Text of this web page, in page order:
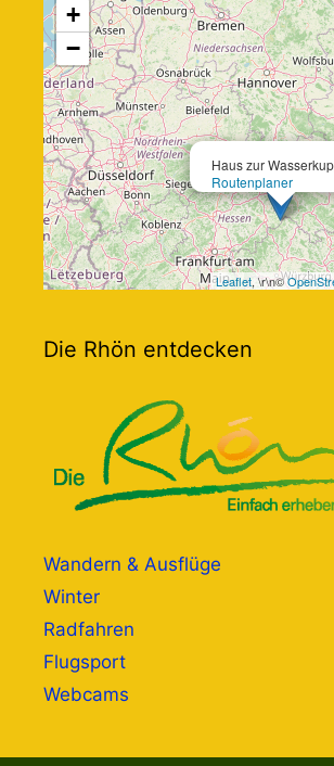
Haus zur
Routenplaner
+
−
Leaflet, \r\n©
Die Rhön entdecken
Wandern & Ausflüge
Winter
Radfahren
Flugsport
Webcams